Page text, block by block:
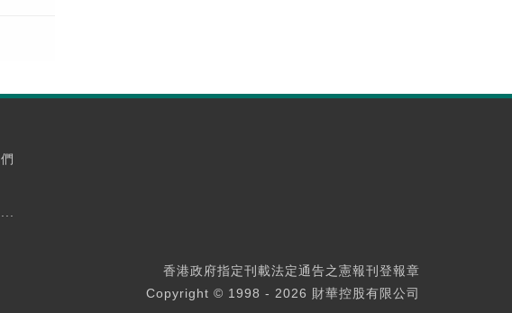
香港政府指定刊載法定通告之憲報刊登報章
Copyright © 1998 - 2026 財華控股有限公司